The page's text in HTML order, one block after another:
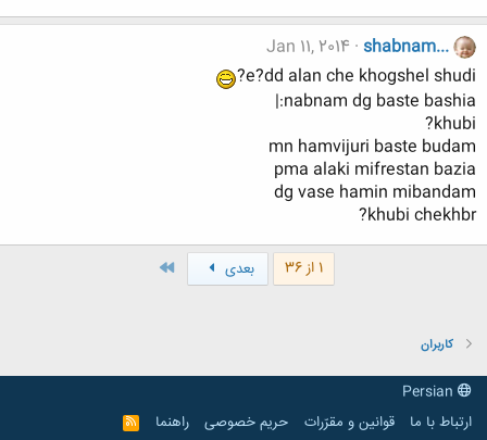
shabnam...
Jan 11, 2014
e?dd alan che khogshel shudi?
nabnam dg baste bashia:|
khubi?
mn hamvijuri baste budam
pma alaki mifrestan bazia
dg vase hamin mibandam
khubi chekhbr?
1 از 36 بعدی
کاربران
ارتباط با ما
قوانین و مقرّرات حریم خصوصی راهنما
R
S